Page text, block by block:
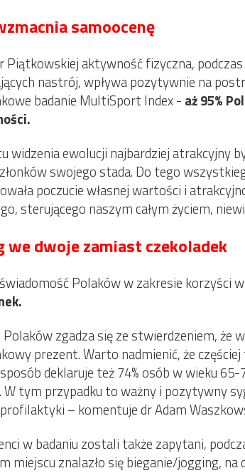
samoocenę
Piątkowskiej aktywność fizyczna,
nastrój, wpływa pozytywnie na
badanie MultiSport Index - aż 95%
widzenia ewolucji najbardziej atrakcyjny
swojego stada. Do tego
poczucie własnej wartości i
sterującego naszym całym życiem,
we dwoje zamiast czekoladek
Polaków w zakresie korzyści
Polaków zgadza się ze stwierdzeniem,
prezent. Warto nadmienić, że częściej
deklaruje też 74% osób w wieku
W tym przypadku to ważny i pozytywny
– komentuje dr Adam
w badaniu zostali także zapytani,
miejscu znalazło się bieganie/jogging,